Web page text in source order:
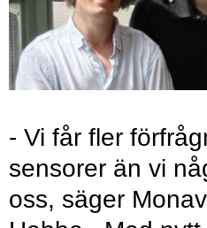
- Vi får fler
sensorer än vi
oss, säger